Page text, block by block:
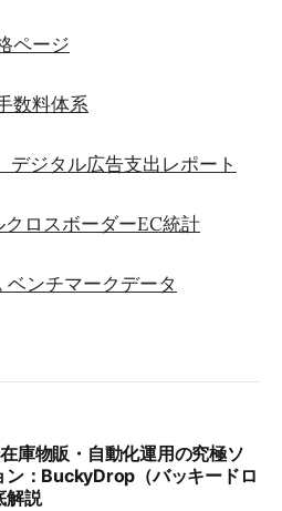
ページ
数料体系
ジタル広告支出レポート
ロスボーダーEC統計
ンチマークデータ
庫物販・自動化運用の究極ソ
ン：BuckyDrop（バッキードロ
解説